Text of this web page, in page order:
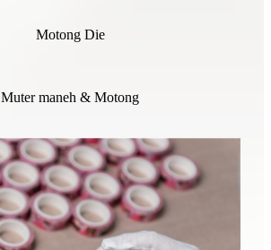
Motong Die
Muter maneh & Motong